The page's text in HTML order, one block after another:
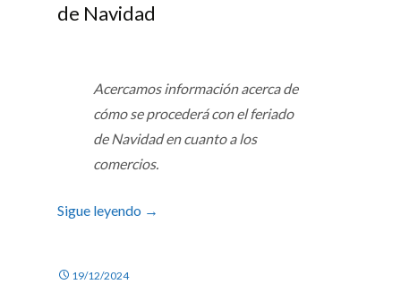
de Navidad
Acercamos información acerca de
cómo se procederá con el feriado
de Navidad en cuanto a los
comercios.
Sigue leyendo →
19/12/2024